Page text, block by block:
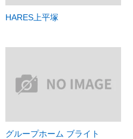
HARES上平塚
グループホーム ブライト